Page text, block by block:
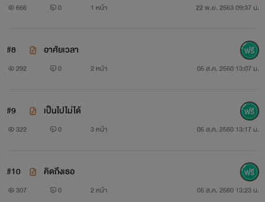
666 0 1 หน้า 22 พ.ย. 2563 09:37 น.
#8 อาศัยเวลา
292 0 2 หน้า 05 ส.ค. 2560 13:07 น.
#9 เป็นไปไม่ได้
322 0 3 หน้า 05 ส.ค. 2560 13:17 น.
#10 คิดถึงเธอ
307 0 2 หน้า 05 ส.ค. 2560 13:23 น.